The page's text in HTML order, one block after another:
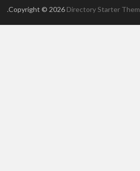
Copyright © 2026 Directory Starter
.